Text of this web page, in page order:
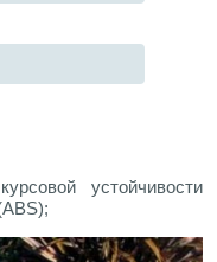
устойчивости